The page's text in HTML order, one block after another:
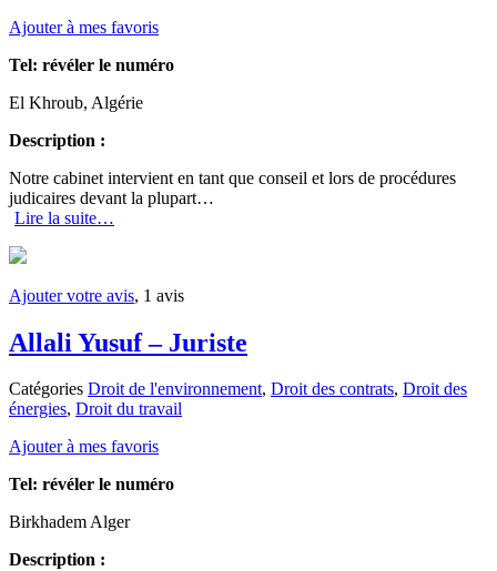
Ajouter à mes favoris
Tel: révéler le numéro
El Khroub, Algérie
Description :
Notre cabinet intervient en tant que conseil et lors de procédures
judicaires devant la plupart…
Lire la suite…
Ajouter votre avis, 1 avis
Allali Yusuf – Juriste
Catégories Droit de l'environnement, Droit des contrats, Droit des
énergies, Droit du travail
Ajouter à mes favoris
Tel: révéler le numéro
Birkhadem Alger
Description :